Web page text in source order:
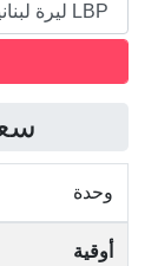
وحدة
أوقية